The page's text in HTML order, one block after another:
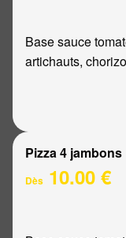
Base sauce
artichauts,
Pizza 4 jambons
Dès 10.00 €